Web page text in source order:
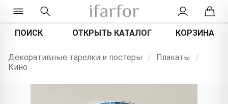
ПОИСК ОТКРЫТЬ КАТАЛОГ КОРЗИНА
Декоративные тарелки и постеры / Плакаты
/
Кино